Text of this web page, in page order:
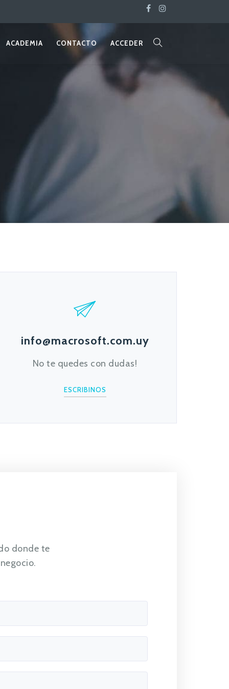
ACADEMIA CONTACTO ACCEDER
info@macrosoft.com.uy
No te quedes con dudas!
ESCRIBINOS
donde te